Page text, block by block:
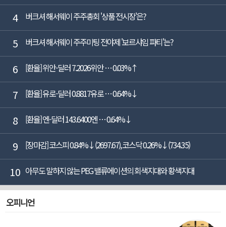
4 버크셔 해서웨이 주주총회 '상품 전시장'은?
5 버크셔 해서웨이 주주미팅 전야제 '보르샤임 파티'는?
6 [환율] 위안-달러 7.2026위안 … 0.03%↑
7 [환율] 유로-달러 0.8817유로 … 0.64%↓
8 [환율] 엔-달러 143.6400엔 … 0.64%↓
9 [장마감] 코스피 0.84%↓(2697.67), 코스닥 0.26%↓(734.35)
10 아무도 말하지 않는 PEG 밸류에이션의 회색지대와 황색지대
오피니언